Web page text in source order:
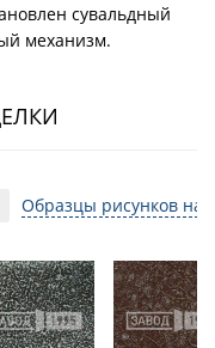
сувальдный
механизм.
Образцы рисунков на